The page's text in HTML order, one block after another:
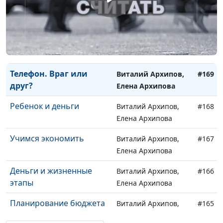
Генеральная уборка в
Виталий Архипов,
Елена Архипова
#171
Уважение в семье
Виталий Архипов,
Елена Архипова
#170
Телефон. Враг или
друг?
Виталий Архипов,
Елена Архипова
#169
Ребенок и деньги
Виталий Архипов,
Елена Архипова
#168
Учимся экономить
Виталий Архипов,
Елена Архипова
#167
Деньги и жизненные
этапы
Виталий Архипов,
Елена Архипова
#166
Планирование бюджета
Виталий Архипов,
#165